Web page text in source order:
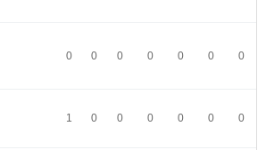
0 0 0 0 0 0 0
1 0 0 0 0 0 0